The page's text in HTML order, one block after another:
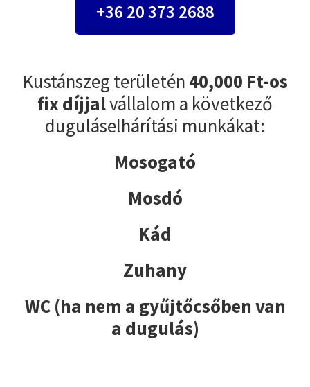
+36 20 373 2688
Kustánszeg területén 40,000 Ft-os
fix díjjalvállalom a következő
duguláselhárítási munkákat:
Mosogató
Mosdó
Kád
Zuhany
WC (ha nem a gyűjtőcsőben van
a dugulás)